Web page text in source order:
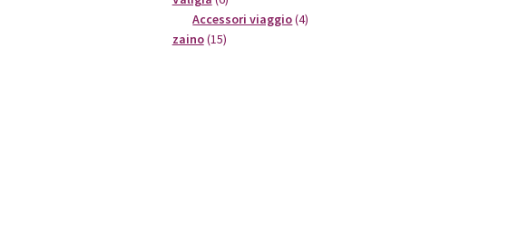
prodotti
Accessori viaggio 44
zaino 1515